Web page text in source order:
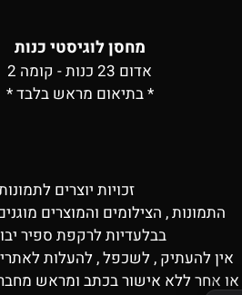
מחסן לוגיסטי כנות
אדום 23 כנות - קומה 2
* בתיאום מראש בלבד *
זכויות יוצרים
התמונות , הצילומים והמוצרים
בבלעדיות לרקפת ספיר
אין להעתיק , לשכפל , להעלות
או אחר ללא אישור בכתב ומראש
✕